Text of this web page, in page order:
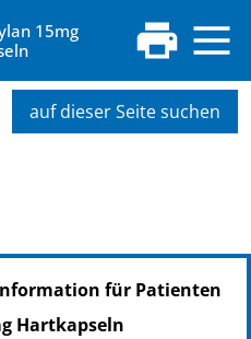
15mg
auf dieser Seite suchen
für Patienten
Hartkapseln